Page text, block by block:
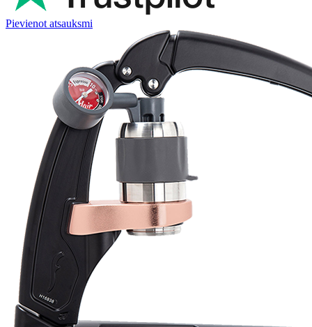
Pievienot atsauksmi